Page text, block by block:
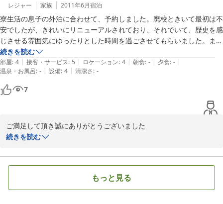
レジャー 家族 2011年6月宿泊
寮生活の息子の外泊に合わせて、予約しました。廃校ときいて最初は不
安でしたが、きれいにリニューアルされており、それでいて、歴史を感
じさせる雰囲気にゆったりとした時間を過ごさせてもらいました。また
運営に携わる方々の人柄もよく２日間とも雨模様だったのですが、心地
よく晴天気分で出発できました。また、夏ごろにゆっくりしたいと思い
ます。
続きを読む
部屋: 4 | 接客・サービス: 5 | ロケーション: 4 | 朝食: - | 夕食: - |
温泉・お風呂: - | 設備: 4 | 清潔さ: -
7
ご満足して頂き誠にありがとうございました
心で頑張っております、
是非また遊んでくださいませ、
続きを読む
もっと見る